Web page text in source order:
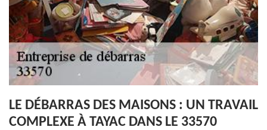
LE DÉBARRAS DES MAISONS : UN TRAVAIL
COMPLEXE À TAYAC DANS LE 33570